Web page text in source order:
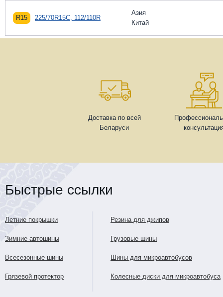
R15 225/70R15C, 112/110R
Азия
Китай
Доставка по всей
Беларуси
Быстрые ссылки
Летние покрышки
Зимние автошины
Всесезонные шины
Грязевой протектор
Резина для джипов
Грузовые шины
Шины для микроавтобусов
Колесные диски для микроавтобуса